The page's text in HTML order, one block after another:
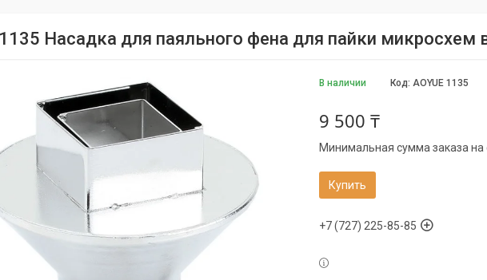
1135 Насадка для паяльного фена для пайки микросхем
В наличии Код: AOYUE 1135
9 500 ₸
Минимальная сумма заказа на
Купить
+7 (727) 225-85-85